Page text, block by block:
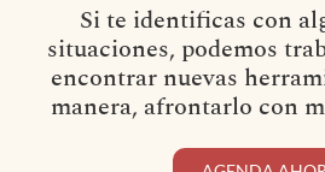
Si te identificas con
situaciones, podemos
encontrar nuevas
manera, afrontarlo con